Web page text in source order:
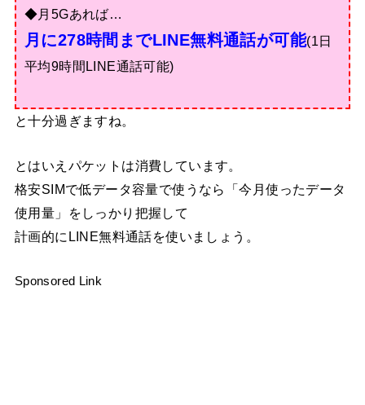
◆月5Gあれば…
月に278時間までLINE無料通話が可能(1日
平均9時間LINE通話可能)
と十分過ぎますね。
とはいえパケットは消費しています。
格安SIMで低データ容量で使うなら「今月使ったデータ
使用量」をしっかり把握して
計画的にLINE無料通話を使いましょう。
Sponsored Link